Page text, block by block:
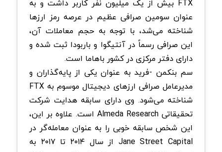
FTX بیش از یک میلیون نفر کاربر داشت و به
عنوان سومین صرافی عظیم در عرصه رمز ارزها
شناخته می‌شد، با توجه به حجم معاملات آن،
این صرافی رسماً در آنتیگوا و باربودا ثبت شده و
دارای دفتر مرکزی در کشور باهاما است.
سم بنکمن -فرید به عنوان یکی از پایه‌گذاران و
مدیرعامل صرافی‌ ارزهای دیجیتال موسوم به FTX
شناخته می‌شود. وی دارای سابقه هدایت شرکت
تحقیقاتی Almeda Research است. علاوه بر این،
این شخص سابقه خوبی را به عنوان معامله‌گر در
Jane Street Capital از سال ۲۰۱۴ تا ۲۰۱۷ به